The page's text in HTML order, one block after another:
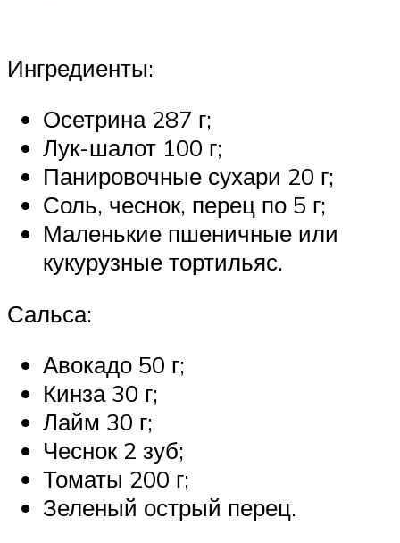
Ингредиенты:
Осетрина 287 г;
Лук-шалот 100 г;
Панировочные сухари 20 г;
Соль, чеснок, перец по 5 г;
Маленькие пшеничные или
кукурузные тортильяс.
Сальса:
Авокадо 50 г;
Кинза 30 г;
Лайм 30 г;
Чеснок 2 зуб;
Томаты 200 г;
Зеленый острый перец.